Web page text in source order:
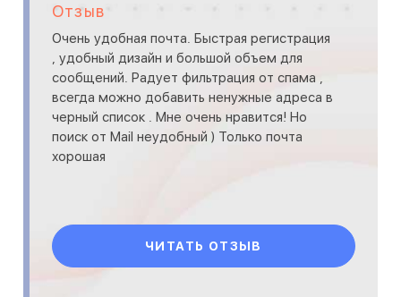
Отзыв
Очень удобная почта. Быстрая регистрация
, удобный дизайн и большой объем для
сообщений. Радует фильтрация от спама ,
всегда можно добавить ненужные адреса в
черный список . Мне очень нравится! Но
поиск от Mail неудобный ) Только почта
хорошая
ЧИТАТЬ ОТЗЫВ